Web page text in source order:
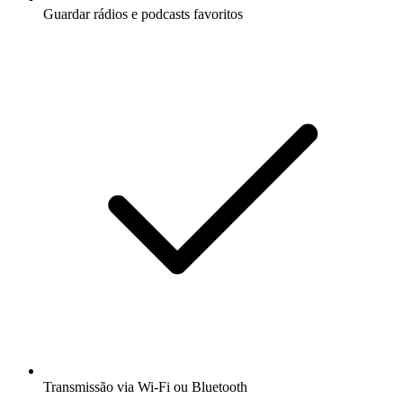
Guardar rádios e podcasts favoritos
Transmissão via Wi-Fi ou Bluetooth